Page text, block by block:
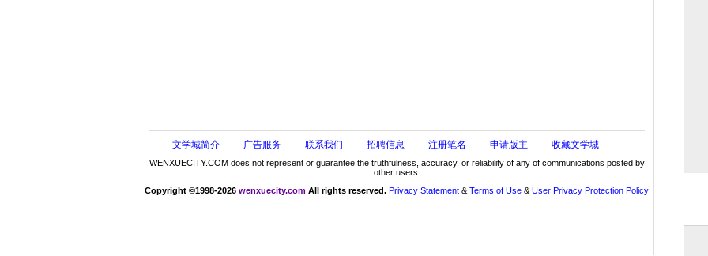
文学城简介 广告服务 联系我们 招聘信息 注册笔名 申请版主 收藏文学城
WENXUECITY.COM does not represent or guarantee the truthfulness, accuracy, or reliability of any of communications posted by
other users.
Copyright ©1998-2026 wenxuecity.com All rights reserved. Privacy Statement & Terms of Use & User Privacy Protection Policy